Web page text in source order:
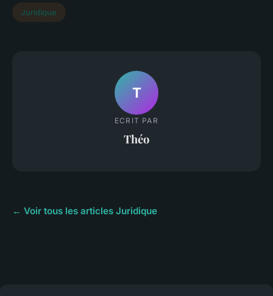
Juridique
T
ECRIT PAR
Théo
← Voir tous les articles Juridique